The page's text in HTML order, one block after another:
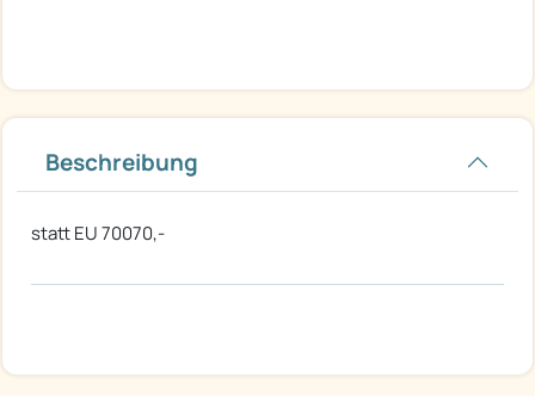
Beschreibung
statt EU 70070,-